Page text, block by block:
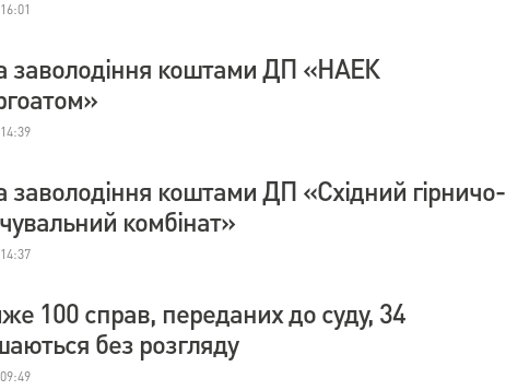
заволодіння коштами ДП «НАЕК
заволодіння коштами ДП «Східний гірничо-
комбінат»
100 справ, переданих до суду, 34
без розгляду